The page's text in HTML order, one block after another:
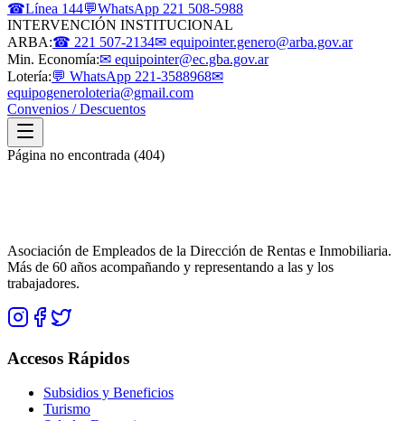
☎Línea 144💬WhatsApp 221 508-5988
INTERVENCIÓN INSTITUCIONAL
ARBA:☎ 221 507-2134✉ equipointer.genero@arba.gov.ar
Min. Economía:✉ equipointer@ec.gba.gov.ar
Lotería:💬 WhatsApp 221-3588968✉
equipogeneroloteria@gmail.com
Convenios / Descuentos
Página no encontrada (404)
Asociación de Empleados de la Dirección de Rentas e Inmobiliaria.
Más de 60 años acompañando y representando a las y los
trabajadores.
Accesos Rápidos
Subsidios y Beneficios
Turismo